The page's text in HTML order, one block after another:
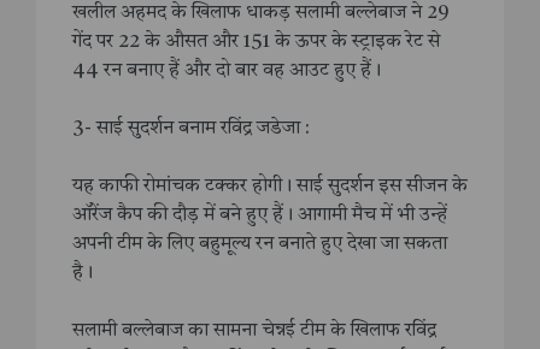
खलील अहमद के खिलाफ धाकड़ सलामी बल्लेबाज ने 29
गेंद पर 22 के औसत और 151 के ऊपर के स्ट्राइक रेट से
44 रन बनाए हैं और दो बार वह आउट हुए हैं।
3- साई सुदर्शन बनाम रविंद्र जडेजा :
यह काफी रोमांचक टक्कर होगी। साई सुदर्शन इस सीजन के
ऑरेंज कैप की दौड़ में बने हुए हैं। ‌आगामी मैच में भी उन्हें
अपनी टीम के लिए बहुमूल्य रन बनाते हुए देखा जा सकता
है।
सलामी बल्लेबाज का सामना चेन्नई टीम के खिलाफ रविंद्र